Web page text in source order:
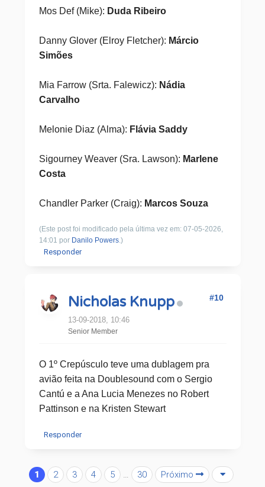
Mos Def (Mike): Duda Ribeiro
Danny Glover (Elroy Fletcher): Márcio
Simões
Mia Farrow (Srta. Falewicz): Nádia
Carvalho
Melonie Diaz (Alma): Flávia Saddy
Sigourney Weaver (Sra. Lawson): Marlene
Costa
Chandler Parker (Craig): Marcos Souza
(Este post foi modificado pela última vez em: 07-05-2026,
14:01 por Danilo Powers.)
Responder
Nicholas Knupp
13-09-2018, 10:46
Senior Member
#10
O 1º Crepúsculo teve uma dublagem pra
avião feita na Doublesound com o Sergio
Cantú e a Ana Lucia Menezes no Robert
Pattinson e na Kristen Stewart
Responder
1 2 3 4 5 … 30 Próximo